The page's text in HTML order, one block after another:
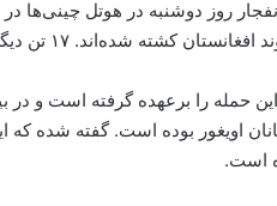
روز دوشنبه در هوتل
شده‌اند. ۱۷ تن دیگر نیز زخمی شده‌اند.
را برعهده گرفته است و در
اویغور بوده است. گفته شده که
است.